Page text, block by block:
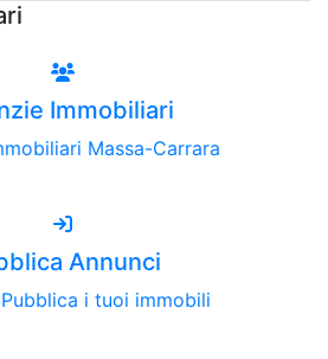
Immobiliari
Massa-Carrara
Annunci
i tuoi immobili